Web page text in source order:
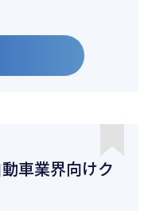
車業界向けク